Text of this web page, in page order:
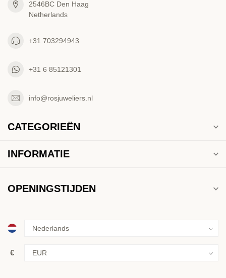
2546BC Den Haag
Netherlands
+31 703294943
+31 6 85121301
info@rosjuweliers.nl
CATEGORIEËN
INFORMATIE
OPENINGSTIJDEN
€